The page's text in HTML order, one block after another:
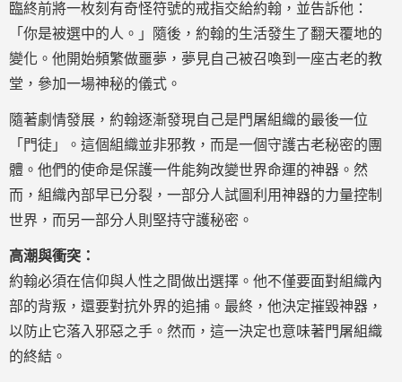
臨終前將一枚刻有奇怪符號的戒指交給約翰，並告訴他：
「你是被選中的人。」隨後，約翰的生活發生了翻天覆地的
變化。他開始頻繁做噩夢，夢見自己被召喚到一座古老的教
堂，參加一場神秘的儀式。
隨著劇情發展，約翰逐漸發現自己是門屠組織的最後一位
「門徒」。這個組織並非邪教，而是一個守護古老秘密的團
體。他們的使命是保護一件能夠改變世界命運的神器。然
而，組織內部早已分裂，一部分人試圖利用神器的力量控制
世界，而另一部分人則堅持守護秘密。
高潮與衝突：
約翰必須在信仰與人性之間做出選擇。他不僅要面對組織內
部的背叛，還要對抗外界的追捕。最終，他決定摧毀神器，
以防止它落入邪惡之手。然而，這一決定也意味著門屠組織
的終結。